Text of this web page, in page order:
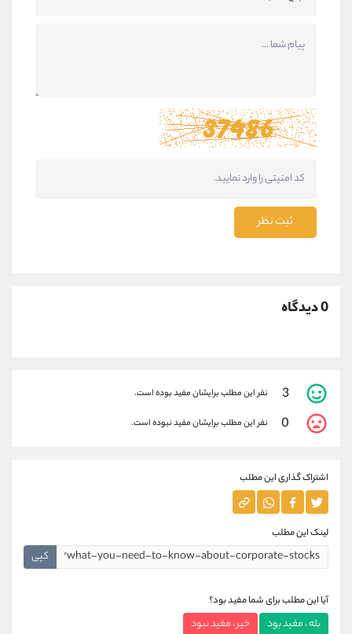
ثبت نظر
0 دیدگاه
3 نفر این مطلب برایشان مفید بوده است.
0 نفر این مطلب برایشان مفید نبوده است.
اشتراک گذاری این مطلب
لینک این مطلب
کپی
آیا این مطلب برای شما مفید بود؟
بله ، مفید بود خیر ، مفید نبود